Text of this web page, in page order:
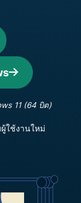
11 (64 บิต)
ใช้งานใหม่